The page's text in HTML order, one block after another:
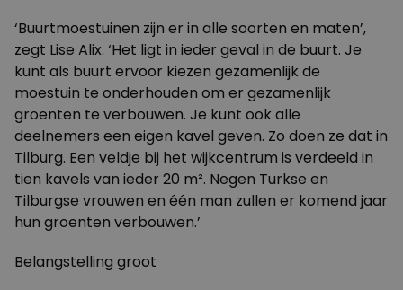
‘Buurtmoestuinen zijn er in alle soorten en maten’,
zegt Lise Alix. ‘Het ligt in ieder geval in de buurt. Je
kunt als buurt ervoor kiezen gezamenlijk de
moestuin te onderhouden om er gezamenlijk
groenten te verbouwen. Je kunt ook alle
deelnemers een eigen kavel geven. Zo doen ze dat in
Tilburg. Een veldje bij het wijkcentrum is verdeeld in
tien kavels van ieder 20 m². Negen Turkse en
Tilburgse vrouwen en één man zullen er komend jaar
hun groenten verbouwen.’
Belangstelling groot